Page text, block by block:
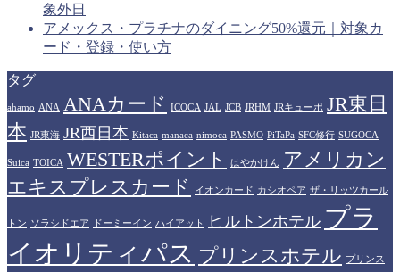
象外日
アメックス・プラチナのダイニング50%還元｜対象カ
ード・登録・使い方
タグ
ahamo ANA ANAカード ICOCA JAL JCB JRHM JRキューポ JR東日
本 JR東海 JR西日本 Kitaca manaca nimoca PASMO PiTaPa SFC修行 SUGOCA
Suica TOICA WESTERポイント はやかけん
アメリカン
エキスプレスカード
イオンカード カシオペア ザ・リッツカール
トン ソラシドエア ドーミーイン ハイアット ヒルトンホテル プラ
イオリティパス プリンスホテル プリンス